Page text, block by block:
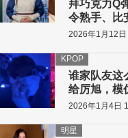
拜巧克力Q
令熟手、比
2026年1月12日
谁家队友这
给厉旭，模
KPOP
2026年1月4日
明星